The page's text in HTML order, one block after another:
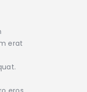
erat